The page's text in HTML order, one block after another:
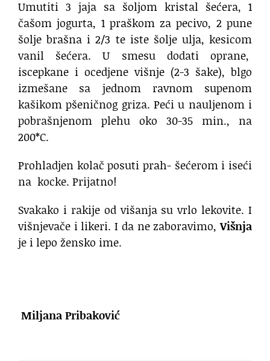
Umutiti 3 jaja sa šoljom kristal šećera, 1
čašom jogurta, 1 praškom za pecivo, 2 pune
šolje brašna i 2/3 te iste šolje ulja, kesicom
vanil šećera. U smesu dodati oprane,
iscepkane i ocedjene višnje (2-3 šake), blgo
izmešane sa jednom ravnom supenom
kašikom pšeničnog griza. Peći u nauljenom i
pobrašnjenom plehu oko 30-35 min., na
200*C.
Prohladjen kolač posuti prah- šećerom i iseći
na kocke. Prijatno!
Svakako i rakije od višanja su vrlo lekovite. I
višnjevače i likeri. I da ne zaboravimo,Višnja
je i lepo žensko ime.
Miljana Pribaković